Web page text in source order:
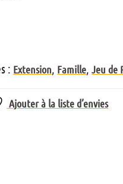
: Extension Famille ,Jeu de
Ajouter à la liste d’envies